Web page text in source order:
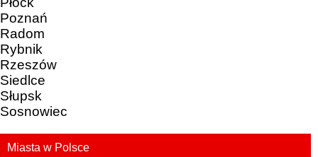
Poznań
Radom
Rybnik
Rzeszów
Siedlce
Słupsk
Sosnowiec
Miasta w Polsce